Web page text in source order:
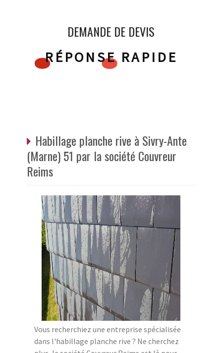
DEMANDE DE DEVIS
RÉPONSE RAPIDE
Habillage planche rive à Sivry-Ante
(Marne) 51 par la société Couvreur
Reims
Vous recherchiez une entreprise spécialisée
dans l'habillage planche rive ? Ne cherchez